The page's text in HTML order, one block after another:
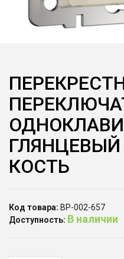
КОСТЬ
Код товара: ВР-002-657
Доступность: В наличии